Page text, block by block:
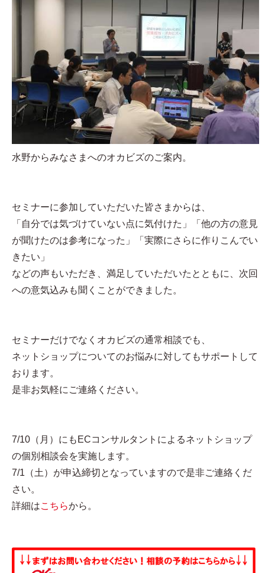
水野からみなさまへのオカビズのご案内。
セミナーに参加していただいた皆さまからは、
「自分では気づけていない点に気付けた」「他の方の意見
が聞けたのは参考になった」「実際にさらに作りこんでい
きたい」
などの声もいただき、満足していただいたとともに、次回
への意気込みも聞くことができました。
セミナーだけでなくオカビズの通常相談でも、
ネットショップについてのお悩みに対してもサポートして
おります。
是非お気軽にご連絡ください。
7/10（月）にもECコンサルタントによるネットショップ
の個別相談会を実施します。
7/1（土）が申込締切となっていますので是非ご連絡くだ
さい。
詳細はこちらから。